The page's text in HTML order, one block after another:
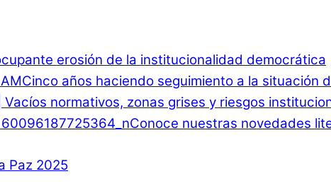
erosión de la institucionalidad democrática
Cinco años haciendo seguimiento a la situación
Vacíos normativos, zonas grises y riesgos
Conoce nuestras novedades
Paz 2025